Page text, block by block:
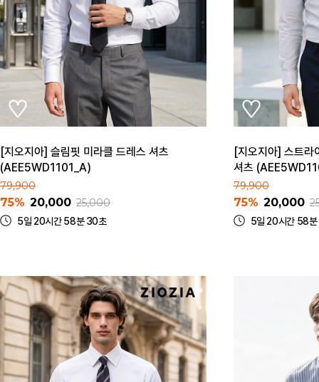
[지오지아] 슬림핏 미라클 드레스 셔츠
(AEE5WD1101_A)
79,900
75% 20,000 25,000
5일 20시간 58분 30초
[지오지아] 스트라
셔츠
79,900
75% 20,000
5일 20시간 58